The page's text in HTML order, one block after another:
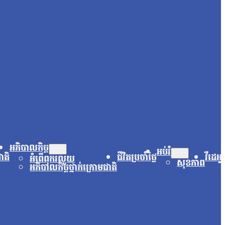
តិ
អភិបាលកិច្ច
អំពើពុករលួយ
អភិបាលកិច្ចថ្នាក់ក្រោមជាតិ
ជីវិតប្រចាំថ្ងៃអប់រំ
សុខភាពវីដេអូ